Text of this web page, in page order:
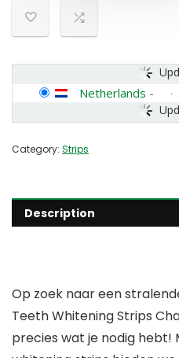
Netherlands -
Category: Strips
Description
Op zoek naar een
Teeth Whitening Strips
precies wat je nodig